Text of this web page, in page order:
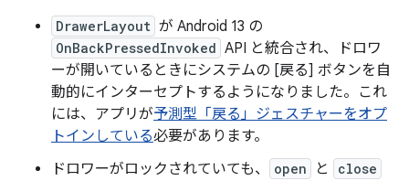
DrawerLayout が Android 13 の
OnBackPressedInvoked API と統合され、ドロワ
ーが開いているときにシステムの [戻る] ボタンを自
動的にインターセプトするようになりました。これ
には、アプリが予測型「戻る」ジェスチャーをオプ
トインしている必要があります。
ドロワーがロックされていても、
open と close